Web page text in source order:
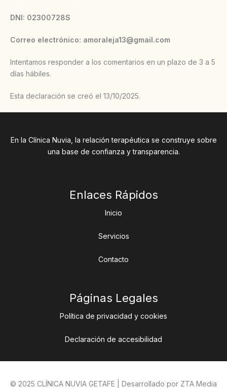
DNI: 02300728S
Correo electrónico: amoraleja13@gmail.com
Intentamos responder a los comentarios en un plazo de 3 a 5
días hábiles.
Esta declaración se creó el 13/10/2025.
En la Clínica Nuvia, la relación terapéutica se construye sobre
una base de confianza y transparencia.
Enlaces Rápidos
Inicio
Servicios
Contacto
Páginas Legales
Política de privacidad y cookies
Declaración de accesibilidad
© 2025 CLÍNICA NUVIA GETAFE | Desarrollado por ZTA Media